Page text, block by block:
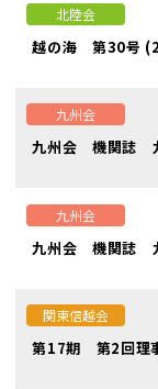
北陸会
越の海 第30号
九州会
九州会 機関誌
九州会
九州会 機関誌
関東信越会
第17期 第2回理